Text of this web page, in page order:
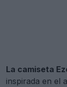
La camiseta
inspirada en el